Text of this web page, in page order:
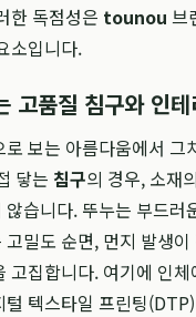
한 독점성은 tounou 브
소입니다.
고품질 침구와 인
보는 아름다움에서 그
닿는 침구의 경우, 소재
습니다. 뚜누는 부드러
밀도 순면, 먼지 발생
고집합니다. 여기에 인
털 텍스타일 프린팅